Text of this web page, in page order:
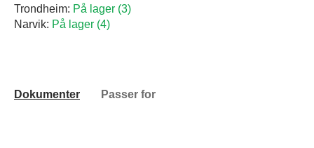
Trondheim: På lager (3)
Narvik: På lager (4)
Dokumenter Passer for